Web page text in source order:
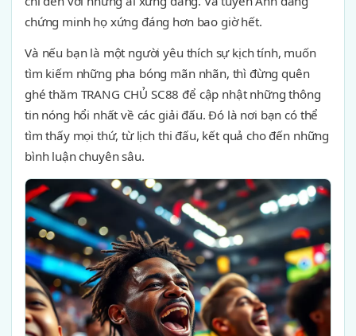
chứng minh họ xứng đáng hơn bao giờ hết.
Và nếu bạn là một người yêu thích sự kịch tính, muốn
tìm kiếm những pha bóng mãn nhãn, thì đừng quên
ghé thăm TRANG CHỦ SC88 để cập nhật những thông
tin nóng hổi nhất về các giải đấu. Đó là nơi bạn có thể
tìm thấy mọi thứ, từ lịch thi đấu, kết quả cho đến những
bình luận chuyên sâu.